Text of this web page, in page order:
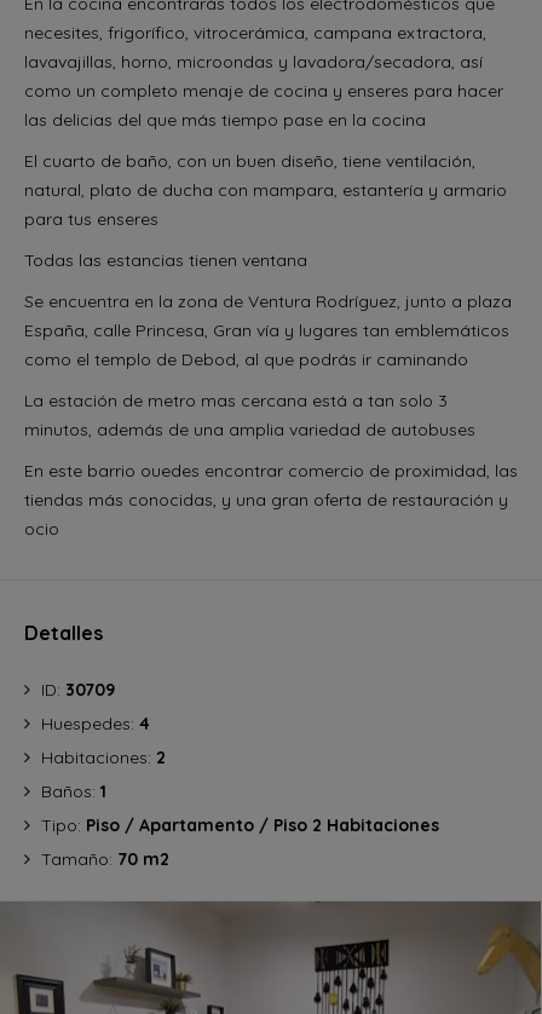
necesites, frigorífico, vitrocerámica, campana extractora,
lavavajillas, horno, microondas y lavadora/secadora, así
como un completo menaje de cocina y enseres para hacer
las delicias del que más tiempo pase en la cocina
El cuarto de baño, con un buen diseño, tiene ventilación,
natural, plato de ducha con mampara, estantería y armario
para tus enseres
Todas las estancias tienen ventana
Se encuentra en la zona de Ventura Rodríguez, junto a plaza
España, calle Princesa, Gran vía y lugares tan emblemáticos
como el templo de Debod, al que podrás ir caminando
La estación de metro mas cercana está a tan solo 3
minutos, además de una amplia variedad de autobuses
En este barrio ouedes encontrar comercio de proximidad, las
tiendas más conocidas, y una gran oferta de restauración y
ocio
Detalles
ID: 30709
Huespedes: 4
Habitaciones: 2
Baños: 1
Tipo: Piso / Apartamento / Piso 2 Habitaciones
Tamaño: 70 m2